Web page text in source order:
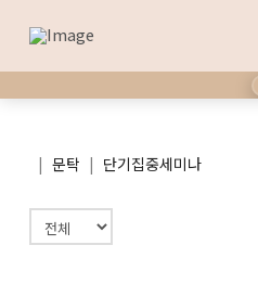
| 문탁 | 단기집중세미나